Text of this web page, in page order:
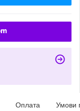
Оплата Умови